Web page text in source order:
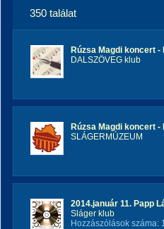
350 találat
Rúzsa Magdi koncert
DALSZÖVEG klub
Rúzsa Magdi koncert
SLÁGERMÚZEUM
2014.január 11. Papp
Sláger klub
Hozzászólások száma: